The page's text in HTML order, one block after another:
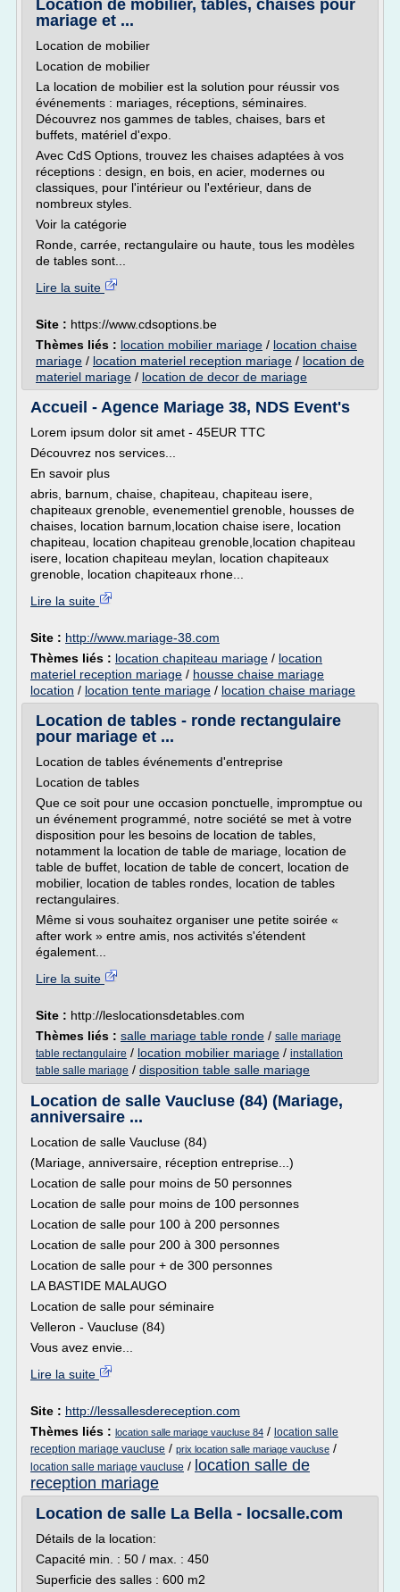
Location de mobilier, tables, chaises pour
mariage et ...
Location de mobilier
Location de mobilier
La location de mobilier est la solution pour réussir vos
événements : mariages, réceptions, séminaires.
Découvrez nos gammes de tables, chaises, bars et
buffets, matériel d'expo.
Avec CdS Options, trouvez les chaises adaptées à vos
réceptions : design, en bois, en acier, modernes ou
classiques, pour l'intérieur ou l'extérieur, dans de
nombreux styles.
Voir la catégorie
Ronde, carrée, rectangulaire ou haute, tous les modèles
de tables sont...
Lire la suite
Site : https://www.cdsoptions.be
Thèmes liés : location mobilier mariage / location chaise
mariage / location materiel reception mariage / location de
materiel mariage / location de decor de mariage
Accueil - Agence Mariage 38, NDS Event's
Lorem ipsum dolor sit amet - 45EUR TTC
Découvrez nos services...
En savoir plus
abris, barnum, chaise, chapiteau, chapiteau isere,
chapiteaux grenoble, evenementiel grenoble, housses de
chaises, location barnum,location chaise isere, location
chapiteau, location chapiteau grenoble,location chapiteau
isere, location chapiteau meylan, location chapiteaux
grenoble, location chapiteaux rhone...
Lire la suite
Site : http://www.mariage-38.com
Thèmes liés : location chapiteau mariage / location
materiel reception mariage / housse chaise mariage
location / location tente mariage / location chaise mariage
Location de tables - ronde rectangulaire
pour mariage et ...
Location de tables événements d'entreprise
Location de tables
Que ce soit pour une occasion ponctuelle, impromptue ou
un événement programmé, notre société se met à votre
disposition pour les besoins de location de tables,
notamment la location de table de mariage, location de
table de buffet, location de table de concert, location de
mobilier, location de tables rondes, location de tables
rectangulaires.
Même si vous souhaitez organiser une petite soirée «
after work » entre amis, nos activités s'étendent
également...
Lire la suite
Site : http://leslocationsdetables.com
Thèmes liés : salle mariage table ronde / salle mariage
table rectangulaire / location mobilier mariage / installation
table salle mariage / disposition table salle mariage
Location de salle Vaucluse (84) (Mariage,
anniversaire ...
Location de salle Vaucluse (84)
(Mariage, anniversaire, réception entreprise...)
Location de salle pour moins de 50 personnes
Location de salle pour moins de 100 personnes
Location de salle pour 100 à 200 personnes
Location de salle pour 200 à 300 personnes
Location de salle pour + de 300 personnes
LA BASTIDE MALAUGO
Location de salle pour séminaire
Velleron - Vaucluse (84)
Vous avez envie...
Lire la suite
Site : http://lessallesdereception.com
Thèmes liés : location salle mariage vaucluse 84 / location salle
reception mariage vaucluse / prix location salle mariage vaucluse /
location salle mariage vaucluse / location salle de
reception mariage
Location de salle La Bella - locsalle.com
Détails de la location:
Capacité min. : 50 / max. : 450
Superficie des salles : 600 m2